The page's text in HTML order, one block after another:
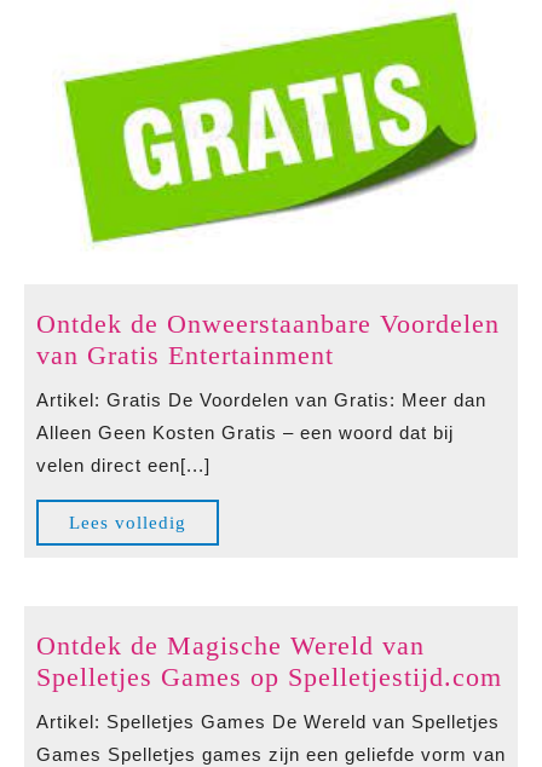
Ontdek de Onweerstaanbare Voordelen
van Gratis Entertainment
Onweerstaanbare
Voordelen
Artikel: Gratis De Voordelen van Gratis: Meer dan
Alleen Geen Kosten Gratis – een woord dat bij
velen direct een[...]
Lees volledig
volledig
Ontdek de Magische Wereld van
Spelletjes Games op Spelletjestijd.com
Artikel: Spelletjes Games De Wereld van Spelletjes
Games Spelletjes games zijn een geliefde vorm van